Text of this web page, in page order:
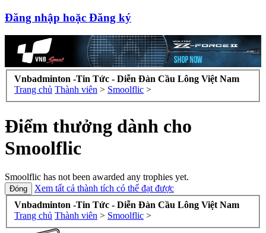
Đăng nhập hoặc Đăng ký
Vnbadminton -Tin Tức - Diễn Đàn Cầu Lông Việt Nam
Trang chủ Thành viên > Smoolflic >
Điểm thưởng dành cho
Smoolflic
Smoolflic has not been awarded any trophies yet.
Xem tất cả thành tích có thể đạt được
Vnbadminton -Tin Tức - Diễn Đàn Cầu Lông Việt Nam
Trang chủ Thành viên > Smoolflic >